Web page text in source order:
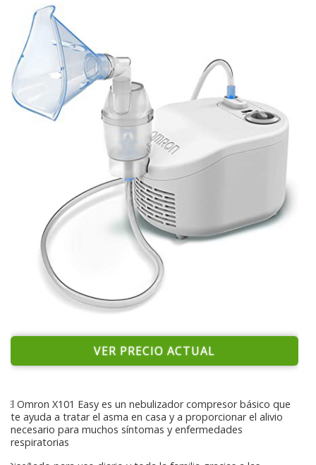
VER PRECIO ACTUAL
El Omron X101 Easy es un nebulizador compresor básico que
te ayuda a tratar el asma en casa y a proporcionar el alivio
necesario para muchos síntomas y enfermedades
respiratorias